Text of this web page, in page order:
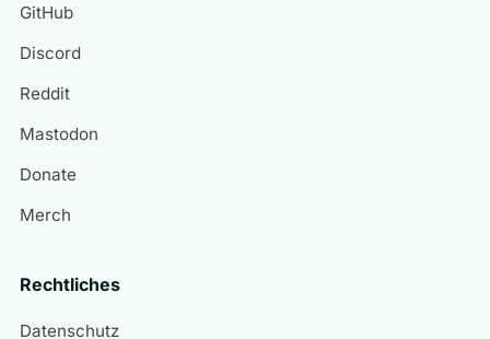
GitHub
Discord
Reddit
Mastodon
Donate
Merch
Rechtliches
Datenschutz